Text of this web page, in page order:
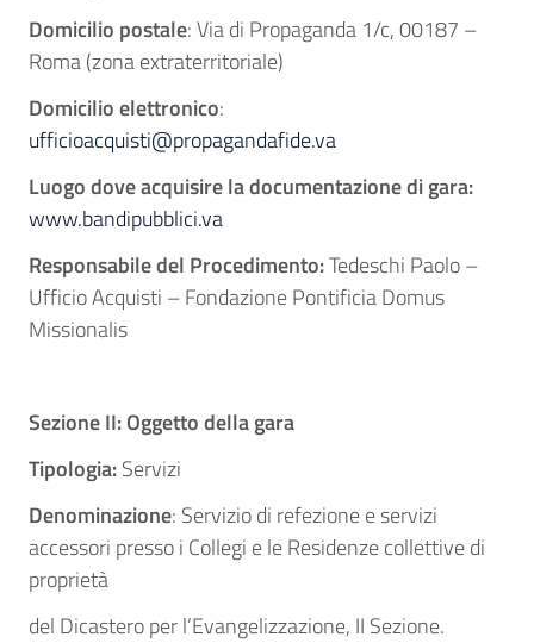
Domicilio postale: Via di Propaganda 1/c, 00187 –
Roma (zona extraterritoriale)
Domicilio elettronico:
ufficioacquisti@propagandafide.va
Luogo dove acquisire la documentazione di gara:
www.bandipubblici.va
Responsabile del Procedimento:Tedeschi Paolo –
Ufficio Acquisti – Fondazione Pontificia Domus
Missionalis
Sezione II: Oggetto della gara
Tipologia:Servizi
Denominazione: Servizio di refezione e servizi
accessori presso i Collegi e le Residenze collettive di
proprietà
del Dicastero per l’Evangelizzazione, II Sezione.